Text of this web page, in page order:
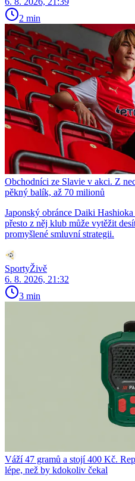
2 min
Obchodníci ze Slavie v akci. Z
pěkný balík, až 70 milionů
Japonský obránce Daiki
přesto z něj klub může vytěžit
promyšlené smluvní strategii.
SportyŽivě
6. 8. 2026, 21:32
3 min
Váží 47 gramů a stojí 400 Kč.
lépe, než by kdokoliv čekal